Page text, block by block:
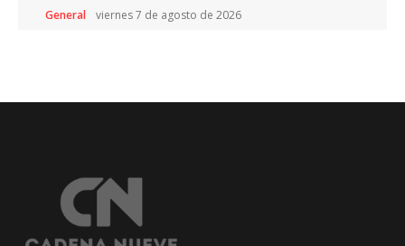
General viernes 7 de agosto de 2026